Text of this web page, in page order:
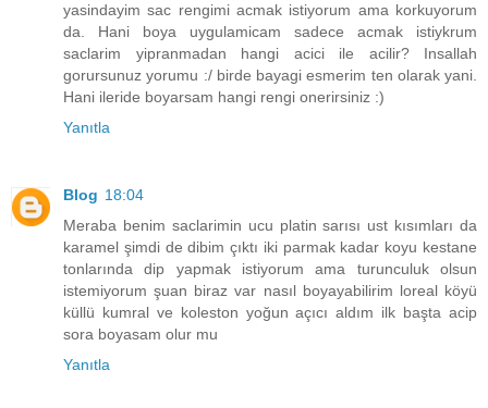
yasindayim sac rengimi acmak istiyorum ama korkuyorum
da. Hani boya uygulamicam sadece acmak istiykrum
saclarim yipranmadan hangi acici ile acilir? Insallah
gorursunuz yorumu :/ birde bayagi esmerim ten olarak yani.
Hani ileride boyarsam hangi rengi onerirsiniz :)
Yanıtla
Blog 18:04
Meraba benim saclarimin ucu platin sarısı ust kısımları da
karamel şimdi de dibim çıktı iki parmak kadar koyu kestane
tonlarında dip yapmak istiyorum ama turunculuk olsun
istemiyorum şuan biraz var nasıl boyayabilirim loreal köyü
küllü kumral ve koleston yoğun açıcı aldım ilk başta acip
sora boyasam olur mu
Yanıtla